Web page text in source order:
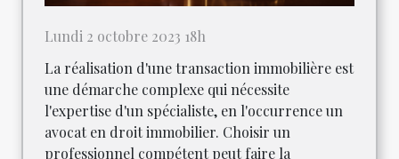
Lundi 2 octobre 2023 18h
La réalisation d'une transaction immobilière est
une démarche complexe qui nécessite
l'expertise d'un spécialiste, en l'occurrence un
avocat en droit immobilier. Choisir un
professionnel compétent peut faire la